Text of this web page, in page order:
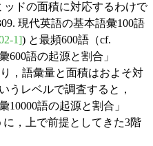
ドの面積に対応するわけで
現代英語の基本語彙100語
1]) と最頻600語（cf.
600語の起源と割合」
，語彙量と面積はおよそ対
うレベルで調査すると，
10000語の起源と割合」
に，上で前提としてきた3階